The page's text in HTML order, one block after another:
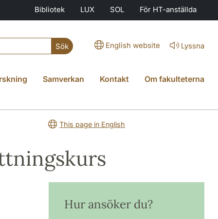
Bibliotek LUX SOL För HT-anställda
Sök English website Lyssna
Samverkan Kontakt Om fakulteterna
This page in English
Hur ansöker du?